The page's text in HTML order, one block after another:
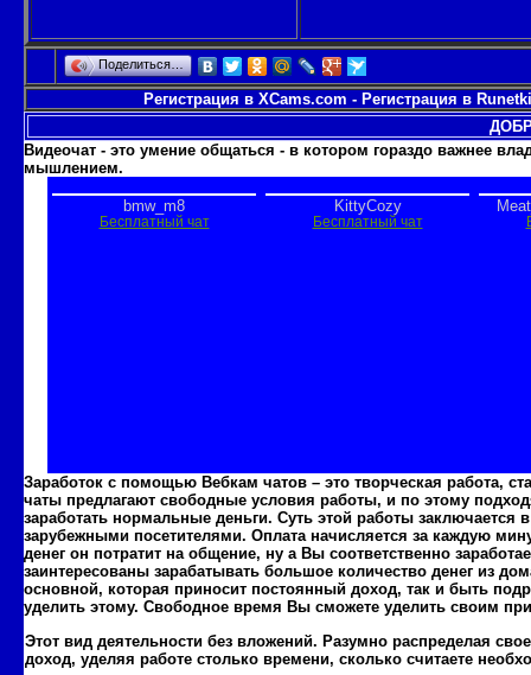
Поделиться…
Регистрация в XCams.com - Регистрация в
Видеочат - это умение общаться - в котором гораздо важнее
мышлением.
Заработок с помощью Вебкам чатов – это творческая работа,
чаты предлагают свободные условия работы, и по этому
заработать нормальные деньги. Суть этой работы заключается
зарубежными посетителями. Оплата начисляется за каждую
денег он потратит на общение, ну а Вы соответственно
заинтересованы зарабатывать большое количество денег из
основной, которая приносит постоянный доход, так и быть
уделить этому. Свободное время Вы сможете уделить своим
Этот вид деятельности без вложений. Разумно распределая
доход, уделяя работе столько времени, сколько считаете